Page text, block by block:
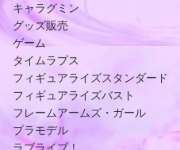
キャラグミン
グッズ販売
ゲーム
タイムラプス
フィギュアライズスタンダード
フィギュアライズバスト
フレームアームズ・ガール
プラモデル
ラブライブ！